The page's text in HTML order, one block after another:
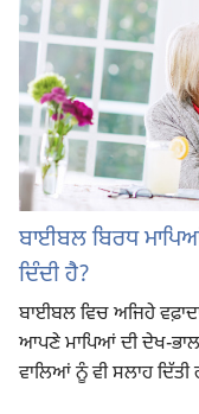
ਬਾਈਬਲ ਬਿਰਧ
ਦਿੰਦੀ ਹੈ?
ਬਾਈਬਲ ਵਿਚ ਅਜਿਹੇ
ਆਪਣੇ ਮਾਪਿਆਂ ਦੀ ਦੇਖ-
ਵਾਲਿਆਂ ਨੂੰ ਵੀ ਸਲਾਹ